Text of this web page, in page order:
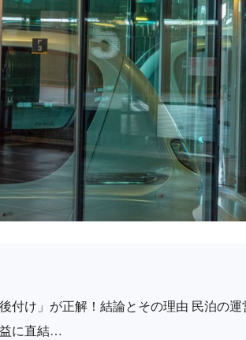
付け」が正解！結論とその理由 民泊の
に直結…